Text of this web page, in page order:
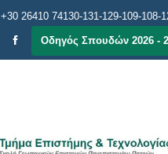
+30 26410 74130-131-129-109-108-
Οδηγός Σπουδών 2026 -